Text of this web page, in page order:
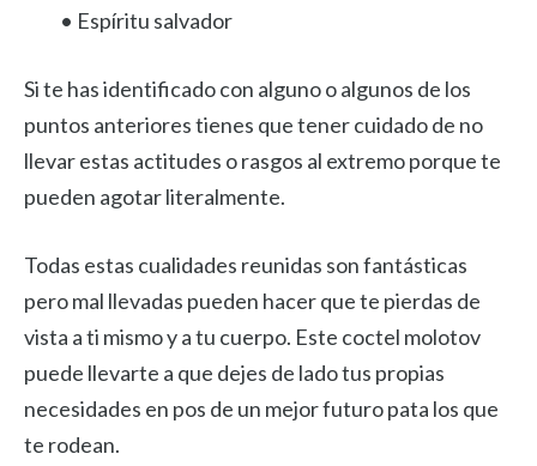
• Espíritu salvador
Si te has identificado con alguno o algunos de los
puntos anteriores tienes que tener cuidado de no
llevar estas actitudes o rasgos al extremo porque te
pueden agotar literalmente.
Todas estas cualidades reunidas son fantásticas
pero mal llevadas pueden hacer que te pierdas de
vista a ti mismo y a tu cuerpo. Este coctel molotov
puede llevarte a que dejes de lado tus propias
necesidades en pos de un mejor futuro pata los que
te rodean.